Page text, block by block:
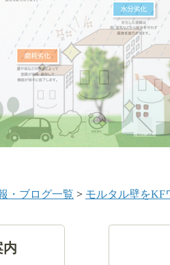
・ブログ一覧 > モルタル壁をKF
内